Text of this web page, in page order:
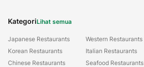
KategoriLihat semua
Japanese Restaurants
Korean Restaurants
Chinese Restaurants
Western Restaurants
Italian Restaurants
Seafood Restaurants